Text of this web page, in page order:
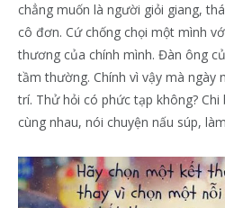
chẳng muốn là người giỏi giang,
cô đơn. Cứ chống chọi một mình
thương của chính mình. Đàn ông
tầm thường. Chính vì vậy mà ngày
trí. Thử hỏi có phức tạp không?
cùng nhau, nói chuyện nấu súp,